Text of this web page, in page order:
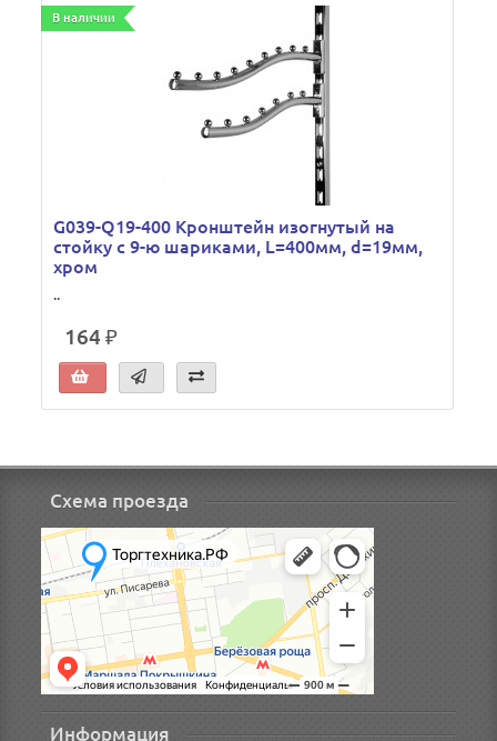
В наличии
G039-Q19-400 Кронштейн изогнутый на
стойку с 9-ю шариками, L=400мм, d=19мм,
хром
..
164 ₽
Схема проезда
Информация